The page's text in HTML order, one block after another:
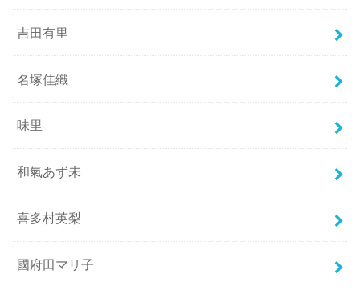
吉田有里
名塚佳織
味里
和氣あず未
喜多村英梨
國府田マリ子